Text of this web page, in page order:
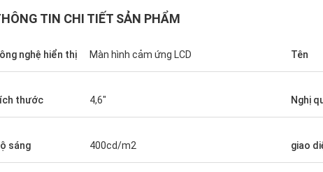
bây giờ chúng tôi đang kiểm tra và
chúng với sản phẩm của
TIN CHI TIẾT SẢN PHẨM
nghệ hiển thị Màn hình cảm ứng LCD Tên
thước 4,6" Nghị
sáng 400cd/m2 giao